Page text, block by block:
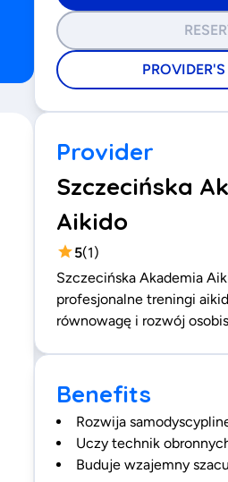
Provider
Szczecińska
Aikido
5(1)
Szczecińska Akademia
profesjonalne treningi
równowagę i rozwój
Benefits
Rozwija
Uczy technik
Buduje wzajemny